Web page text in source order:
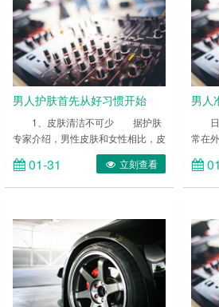
男人护肤首先从好习惯开始
1、皮肤清洁不可少 据护肤
专家介绍，男性皮肤和女性相比，皮
脂量分泌较多，约为女性的2倍。皮
脂腺分泌出油脂，正常情况下可令皮
肤带少许酸性，抑制细菌的生长;但
如果受死皮或尘垢阻塞，无法排出，
便会因细菌滋长而导致暗疮、粉剌的
爆发。 ……
01-31 立刻查看
男人
日
常在
整洁
一丝
备工